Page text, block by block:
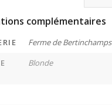
complémentaires
Ferme de Bertinchamps
Blonde